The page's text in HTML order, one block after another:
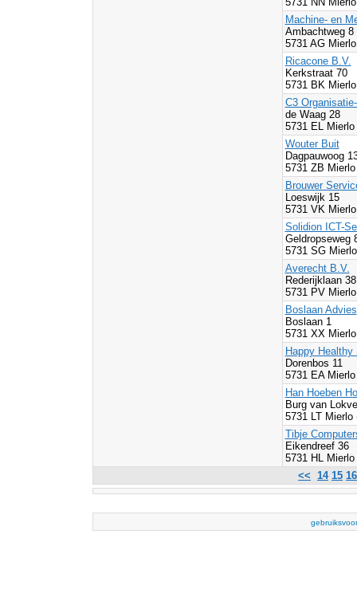
Machine- en
Ambachtweg 8
5731 AG
Ricacone B.V.
Kerkstraat 70
5731 BK
C3
de Waag 28
5731 EL
Wouter Buit
Dagpauwoog
5731 ZB
Brouwer
Loeswijk 15
5731 VK
Solidion ICT-
Geldropseweg
5731 SG
Averecht B.V.
Rederijklaan 38
5731 PV
Boslaan Advies
Boslaan 1
5731 XX
Happy Healthy
Dorenbos 11
5731 EA
Han Hoeben
Burg van
5731 LT Mierlo
Tibje
Eikendreef 36
5731 HL
<< 14 15 16